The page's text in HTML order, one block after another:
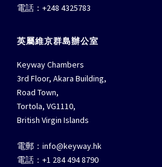
電話：+248 4325783
英屬維京群島辦公室
Keyway Chambers
3rd Floor, Akara Building,
Road Town,
Tortola, VG1110,
British Virgin Islands
電郵：info@keyway.hk
電話：+1 284 494 8790